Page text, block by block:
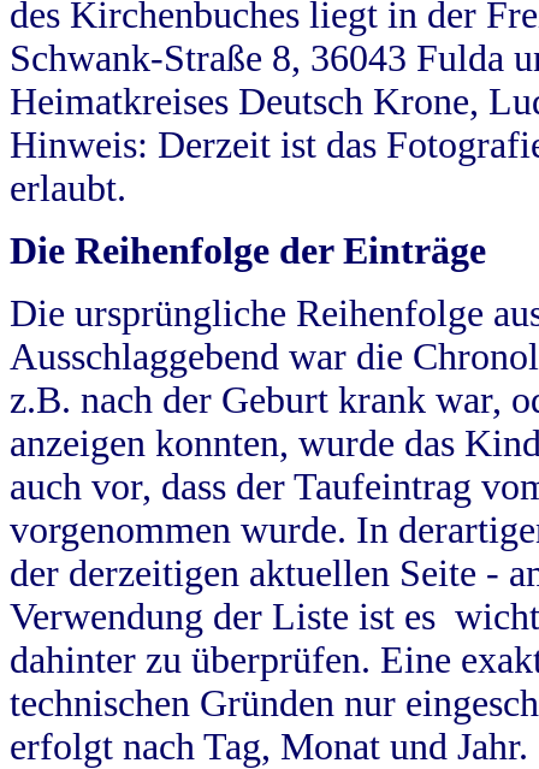
des Kirchenbuches liegt in der
Schwank-Straße 8, 36043 Fulda
Heimatkreises Deutsch Krone,
Hinweis: Derzeit ist das
erlaubt.
Die Reihenfolge der Einträge
Die ursprüngliche Reihenfolge
Ausschlaggebend war die
z.B. nach der Geburt krank war,
anzeigen konnten, wurde das
auch vor, dass der Taufeintrag
vorgenommen wurde. In
der derzeitigen aktuellen Seite -
Verwendung der Liste ist es
dahinter zu überprüfen. Eine
technischen Gründen nur
erfolgt nach Tag, Monat und Jahr.